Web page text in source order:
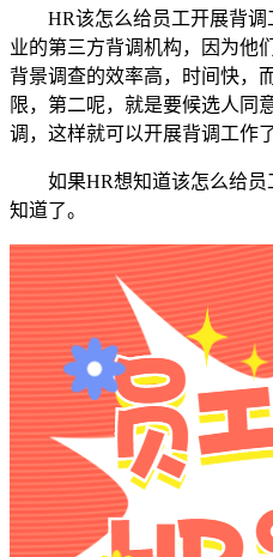
HR该怎么给员工开展背
业的第三方背调机构，因为他
背景调查的效率高，时间快，
限，第二呢，就是要候选人同
调，这样就可以开展背调工作了
如果HR想知道该怎么给
知道了。